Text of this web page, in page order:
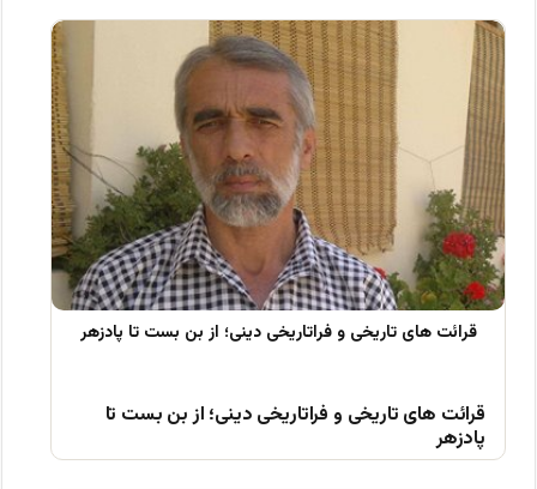
قرائت های تاریخی و فراتاریخی دینی؛ از بن بست تا
پادزهر